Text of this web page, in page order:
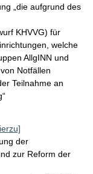
„die aufgrund des
KHVVG) für
welche
AllgINN und
Notfällen
Teilnahme an
der
zur Reform der